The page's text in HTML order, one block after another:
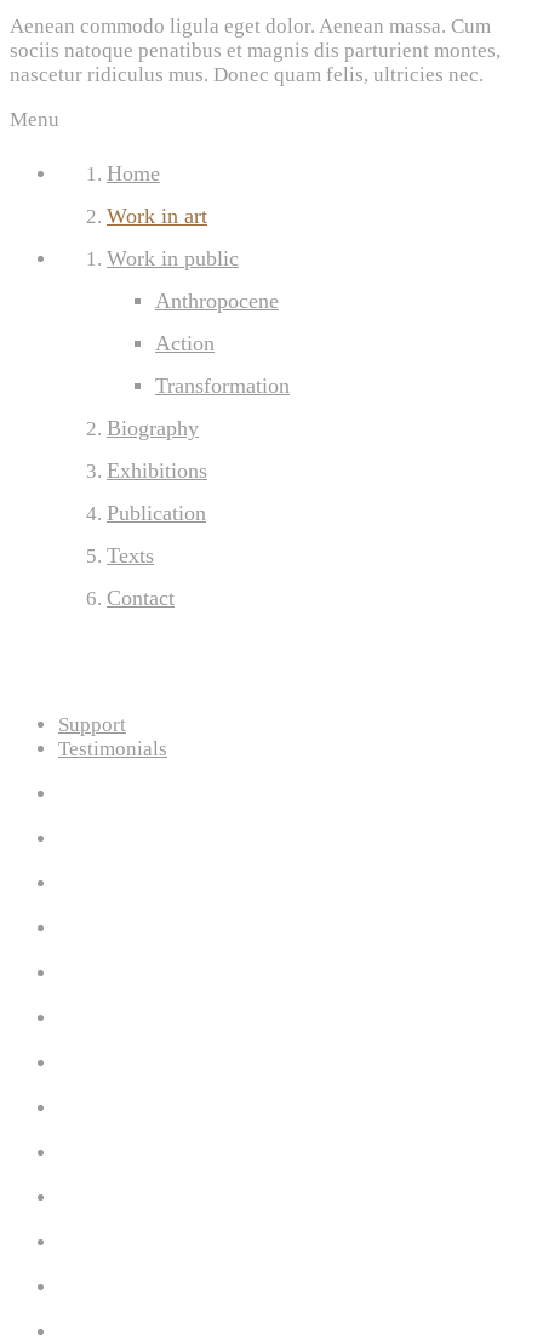
Aenean commodo ligula eget dolor. Aenean massa. Cum
sociis natoque penatibus et magnis dis parturient montes,
nascetur ridiculus mus. Donec quam felis, ultricies nec.
Menu
Home
Work in art
Work in public
Anthropocene
Action
Transformation
Biography
Exhibitions
Publication
Texts
Contact
Support
Testimonials